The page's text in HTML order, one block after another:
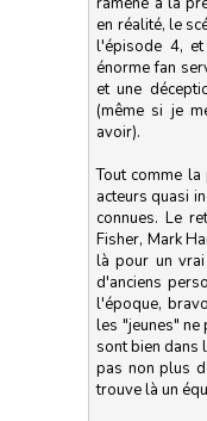
en réalité, le
l'épisode 4,
énorme fan
et une
(même si je
avoir).
Tout comme
acteurs quasi
connues. Le
Fisher, Mark
là pour un
d'anciens
l'époque,
les "jeunes" ne
sont bien dans
pas non plus
trouve là un